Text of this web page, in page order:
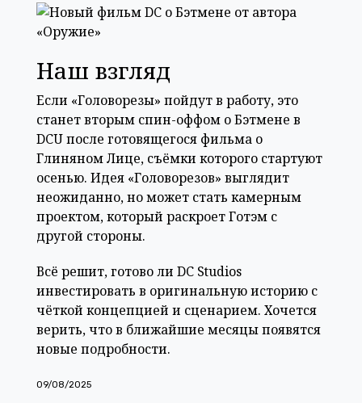
Наш взгляд
Если «Головорезы» пойдут в работу, это
станет вторым спин-оффом о Бэтмене в
DCU после готовящегося фильма о
Глиняном Лице, съёмки которого стартуют
осенью. Идея «Головорезов» выглядит
неожиданно, но может стать камерным
проектом, который раскроет Готэм с
другой стороны.
Всё решит, готово ли DC Studios
инвестировать в оригинальную историю с
чёткой концепцией и сценарием. Хочется
верить, что в ближайшие месяцы появятся
новые подробности.
09/08/2025